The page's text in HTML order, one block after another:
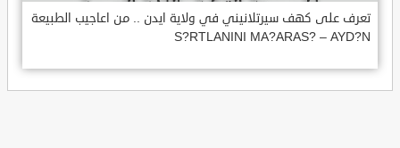
تعرف على كهف سيرتلانيني في ولاية ايدن .. من اعاجيب الطبيعة
S?RTLANINI MA?ARAS? – AYD?N